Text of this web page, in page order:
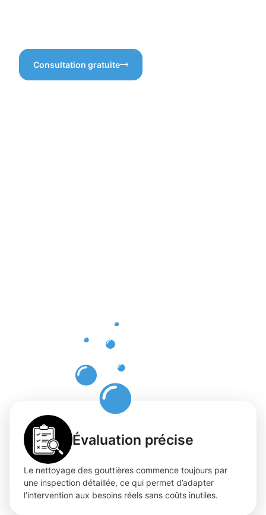
Consultation gratuite
Évaluation précise
Le nettoyage des gouttières commence toujours par
une inspection détaillée, ce qui permet d’adapter
l’intervention aux besoins réels sans coûts inutiles.